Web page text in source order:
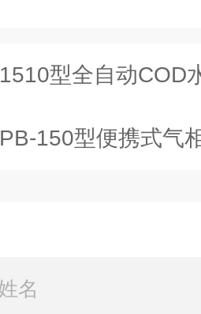
1510型全自动COD
PB-150型便携式气相